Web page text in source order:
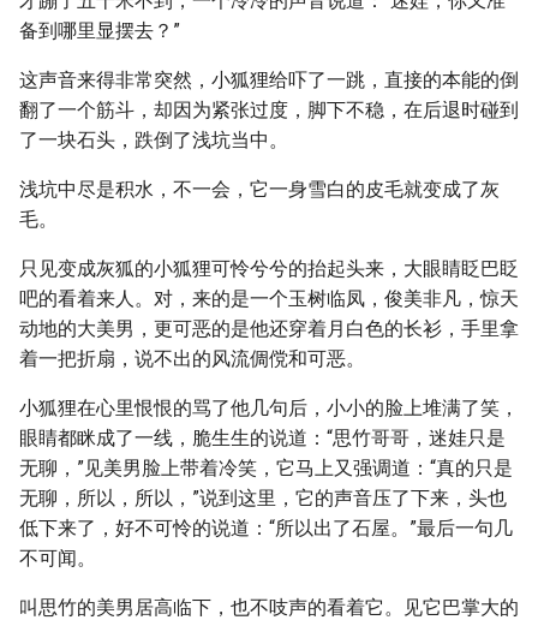
备到哪里显摆去？”
这声音来得非常突然，小狐狸给吓了一跳，直接的本能的倒
翻了一个筋斗，却因为紧张过度，脚下不稳，在后退时碰到
了一块石头，跌倒了浅坑当中。
浅坑中尽是积水，不一会，它一身雪白的皮毛就变成了灰
毛。
只见变成灰狐的小狐狸可怜兮兮的抬起头来，大眼睛眨巴眨
吧的看着来人。对，来的是一个玉树临凤，俊美非凡，惊天
动地的大美男，更可恶的是他还穿着月白色的长衫，手里拿
着一把折扇，说不出的风流倜傥和可恶。
小狐狸在心里恨恨的骂了他几句后，小小的脸上堆满了笑，
眼睛都眯成了一线，脆生生的说道：“思竹哥哥，迷娃只是
无聊，”见美男脸上带着冷笑，它马上又强调道：“真的只是
无聊，所以，所以，”说到这里，它的声音压了下来，头也
低下来了，好不可怜的说道：“所以出了石屋。”最后一句几
不可闻。
叫思竹的美男居高临下，也不吱声的看着它。见它巴掌大的